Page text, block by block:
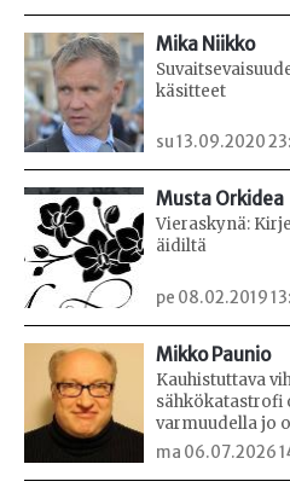
Mika Niikko
käsitteet
su 13.09.2020
Musta Orkidea
Vieraskynä:
äidiltä
pe 08.02.2019
Mikko Paunio
Kauhistuttava
sähkökatastrofi
varmuudella jo
ma 06.07.2026